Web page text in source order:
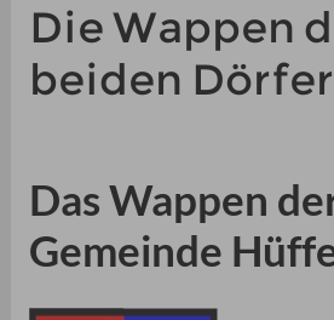
Die Wappen
beiden Dörfer
Das Wappen
Gemeinde